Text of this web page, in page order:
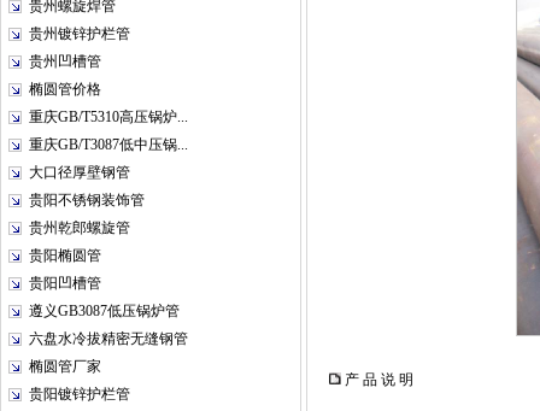
贵州螺旋焊管
贵州镀锌护栏管
贵州凹槽管
椭圆管价格
重庆GB/T5310高压锅炉...
重庆GB/T3087低中压锅...
大口径厚壁钢管
贵阳不锈钢装饰管
贵州乾郎螺旋管
贵阳椭圆管
贵阳凹槽管
遵义GB3087低压锅炉管
六盘水冷拔精密无缝钢管
椭圆管厂家
贵阳镀锌护栏管
产 品 说 明